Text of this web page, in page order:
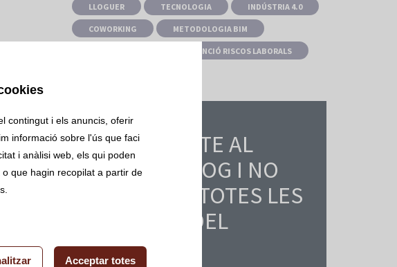
poc
LLOGUER TECNOLOGIA INDÚSTRIA 4.0
COWORKING METODOLOGIA BIM
PREVENCIÓ RISCOS LABORALS
SUBSCRIU-TE AL
NOSTRE BLOG I NO
ET PERDIS TOTES LES
NOTÍCIES DEL
SECTOR.
contingut i els anuncis, oferir
informació sobre l'ús que faci
i anàlisi web, els qui poden
que hagin recopilat a partir de
Acceptar totes